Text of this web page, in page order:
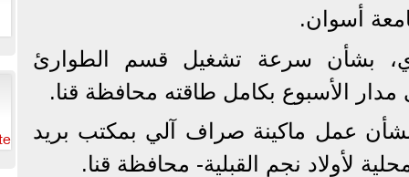
أسوان.
بشأن سرعة تشغيل قسم الطوارئ
الأسبوع بكامل طاقته محافظة قنا.
بشأن عمل ماكينة صراف آلي بمكتب بريد
لأولاد نجم القبلية- محافظة قنا.